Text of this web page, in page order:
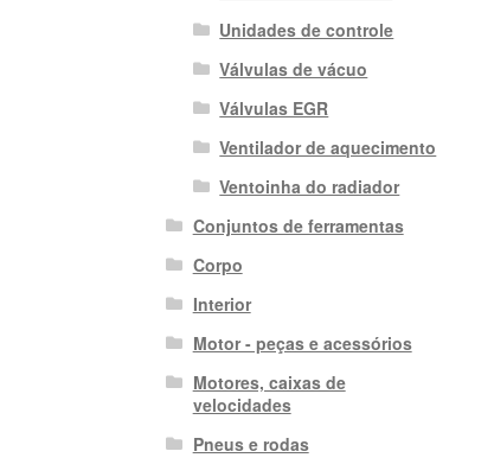
Unidades de controle
Válvulas de vácuo
Válvulas EGR
Ventilador de aquecimento
Ventoinha do radiador
Conjuntos de ferramentas
Corpo
Interior
Motor - peças e acessórios
Motores, caixas de
velocidades
Pneus e rodas